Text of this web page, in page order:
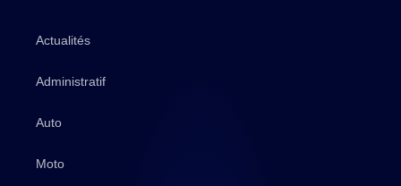
Actualités
Administratif
Auto
Moto